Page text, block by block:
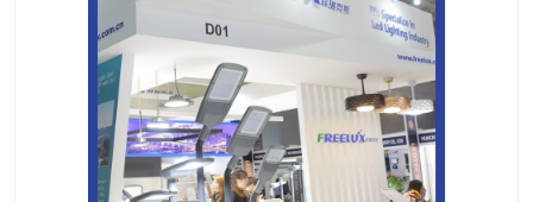
2025年国外广告标识展 2025年国内中国香港照明
展